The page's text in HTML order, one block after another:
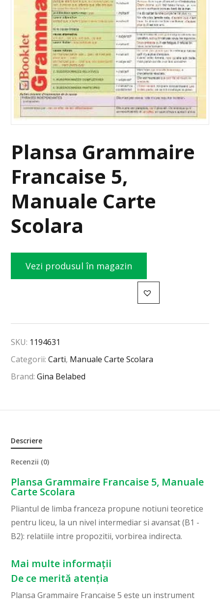
Plansa Grammaire
Francaise 5,
Manuale Carte
Scolara
Vezi produsul în magazin
SKU: 1194631
Categorii:Carti, Manuale Carte Scolara
Brand:Gina Belabed
Descriere
Recenzii (0)
Plansa Grammaire Francaise 5, Manuale
Carte Scolara
Pliantul de limba franceza propune notiuni teoretice
pentru liceu, la un nivel intermediar si avansat (B1 -
B2): relatiile intre propozitii, vorbirea indirecta.
Mai multe informații
De ce merită atenția
Plansa Grammaire Francaise 5 este un instrument